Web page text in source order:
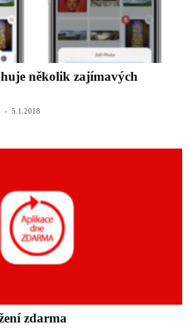
několik zajímavých
- 5.1.2018
zdarma